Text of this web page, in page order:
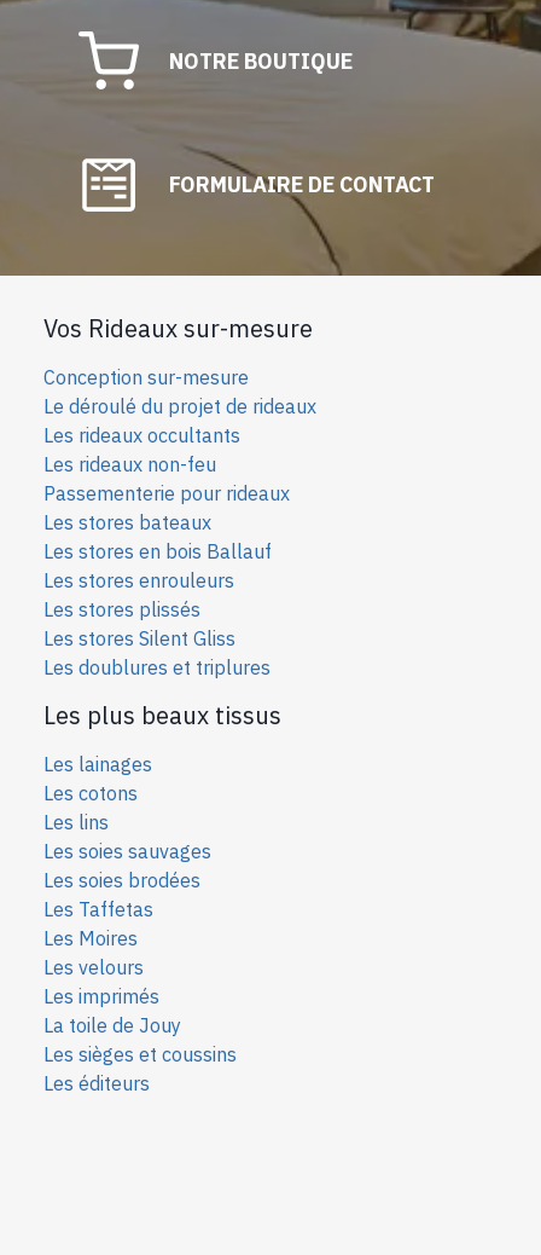
NOTRE BOUTIQUE
FORMULAIRE DE CONTACT
Vos Rideaux sur-mesure
Conception sur-mesure
Le déroulé du projet de rideaux
Les rideaux occultants
Les rideaux non-feu
Passementerie pour rideaux
Les stores bateaux
Les stores en bois Ballauf
Les stores enrouleurs
Les stores plissés
Les stores Silent Gliss
Les doublures et triplures
Les plus beaux tissus
Les lainages
Les cotons
Les lins
Les soies sauvages
Les soies brodées
Les Taffetas
Les Moires
Les velours
Les imprimés
La toile de Jouy
Les sièges et coussins
Les éditeurs